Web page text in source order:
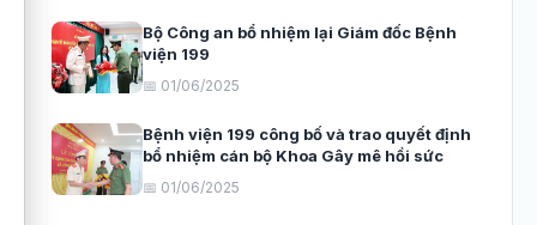
Bộ Công an bổ nhiệm lại Giám đốc Bệnh
viện 199
📅 01/06/2025
Bệnh viện 199 công bố và trao quyết định
bổ nhiệm cán bộ Khoa Gây mê hồi sức
📅 01/06/2025